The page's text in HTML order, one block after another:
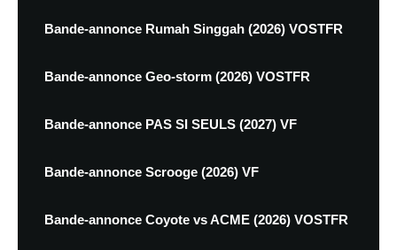
Bande-annonce Rumah Singgah (2026) VOSTFR
Bande-annonce Geo-storm (2026) VOSTFR
Bande-annonce PAS SI SEULS (2027) VF
Bande-annonce Scrooge (2026) VF
Bande-annonce Coyote vs ACME (2026) VOSTFR